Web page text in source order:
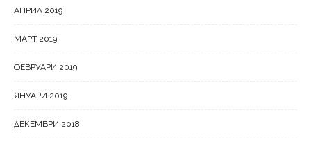
АПРИЛ 2019
МАРТ 2019
ФЕВРУАРИ 2019
ЯНУАРИ 2019
ДЕКЕМВРИ 2018